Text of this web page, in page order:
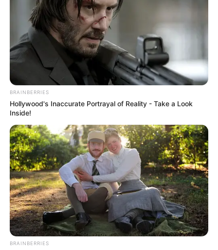
ΑΝΑΡΩΤΗΘΕΊΤΕ ΜΌΝΟ ΓΙΑ ΠΟΙΟ ΛΌΓΟ ΈΧΟΥΝ ΛΥΣΆΞΕΙ
ΝΑ ΣΑΣ ΕΜΒΟΛΙΆΣΟΥΝ ΜΕ ΈΝΑ ΠΕΙΡΑΜΑΤΙΚΌ
ΣΚΕΎΑΣΜΑ ΠΟΥ ΉΔΗ ΈΧΕΙ ΕΠΙΦΈΡΕΙ ΑΜΈΤΡΗΤΟΥΣ
ΘΑΝΆΤΟΥΣ ΚΑΙ ΠΑΡΕΝΈΡΓΕΙΕΣ… ΠΡΈΠΕΙ ΝΑ
ΚΑΤΑΛΆΒΕΤΕ ΕΠΙΤΈΛΟΥΣ ΌΤΙ ΕΊΣΑΣΤΕ ΕΛΕΎΘΕΡΟΙ
ΆΝΘΡΩΠΟΙ ΚΑΙ ΔΕΝ ΑΝΉΚΕΤΕ ΣΕ ΚΑΝΈΝΑΝ.ΕΣΕΊΣ
ΟΡΊΖΕΤΕ ΤΗ ΖΩΉ ΣΑΣ, ΤΟ ΣΏΜΑ ΣΑΣ ΚΑΙ ΤΗΝ ΥΓΕΊΑ
ΤΟ ΈΧΩ ΠΕΙ ΠΟΛΛΈΣ ΦΟΡΈΣ ΚΑΙ ΤΟ ΞΑΝΑΛΈΩ:
ΑΓΝΟΉΣΤΕ ΤΟΥΣ ΚΑΙ ΑΦΉΣΤΕ ΤΟΥΣ ΝΑ ΤΡΏΓΟΝΤΑΙ ΜΕ
ΤΑ ΡΟΎΧΑ ΤΟΥΣ. ΚΆΝΤΕ ΑΠΟΧΉ ΑΠΌ ΌΛΑ, ΜΗ
ΨΩΝΊΖΕΤΕ ΑΠΌ ΚΑΤΑΣΤΉΜΑΤΑ ΠΟΥ ΑΠΑΙΤΟΎΝ
ΦΊΜΩΤΡΟ, ΠΙΣΤΟΠΟΙΗΤΙΚΌ Ή ΤΕΣΤ. ΜΗ ΔΈΧΕΣΤΕ
ΑΠΕΙΛΈΣ ΑΠΌ ΚΑΝΈΝΑΝ ΕΡΓΟΔΌΤΗ ΚΑΙ ΑΝΑΓΚΆΣΤΕ
ΤΟΝ ΝΑ ΣΑΣ ΑΠΟΛΎΣΕΙ ΚΑΙ ΝΑ ΣΑΣ ΚΑΤΑΒΆΛΕΙ
ΑΠΟΖΗΜΊΩΣΗ. ΌΠΩΣ ΕΠΊΣΗΣ ΚΑΙ ΝΑ ΣΑΣ ΔΏΣΕΙ
ΕΓΓΡΆΦΩΣ ΤΙΣ ΑΠΕΙΛΈΣ ΤΟΥ.
BRAINBERRIES
Hollywood's Inaccurate Portrayal of Reality - Take a Look
Inside!
BRAINBERRIES